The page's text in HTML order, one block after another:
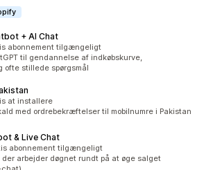
+ AI Chat
i altabonnement tilgængeligt
til gendannelse af indkøbskurve,
ofte stillede spørgsmål
i altat installere
med ordrebekræftelser til mobilnumre i Pakistan
& Live Chat
i altabonnement tilgængeligt
arbejder døgnet rundt på at øge salget